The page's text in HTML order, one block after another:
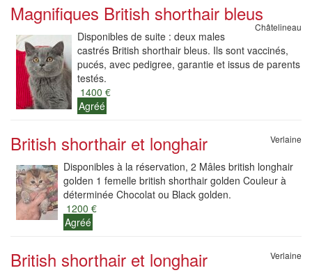
Magnifiques British shorthair bleus
Châtelineau
Disponibles de suite : deux males
castrés British shorthair bleus. Ils sont vaccinés,
pucés, avec pedigree, garantie et issus de parents
testés.
1400 €
Agréé
British shorthair et longhair Verlaine
Disponibles à la réservation, 2 Mâles british longhair
golden 1 femelle british shorthair golden Couleur à
déterminée Chocolat ou Black golden.
1200 €
Agréé
British shorthair et longhair Verlaine